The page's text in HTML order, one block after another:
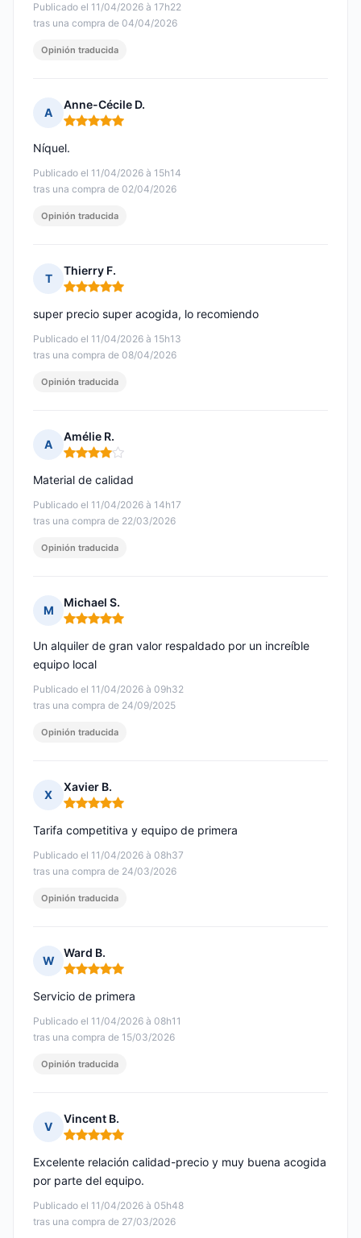
Publicado el 11/04/2026 à 17h22
tras una compra de 04/04/2026
Opinión traducida
A
Anne-Cécile D.
Nota: 5 de 5
Publicado el 11/04/2026 à 15h14
tras una compra de 02/04/2026
Níquel.
Opinión traducida
T
Thierry F.
Nota: 5 de 5
Publicado el 11/04/2026 à 15h13
tras una compra de 08/04/2026
super precio super acogida, lo recomiendo
Opinión traducida
A
Amélie R.
Nota: 4 de 5
Publicado el 11/04/2026 à 14h17
tras una compra de 22/03/2026
Material de calidad
Opinión traducida
M
Michael S.
Nota: 5 de 5
Publicado el 11/04/2026 à 09h32
tras una compra de 24/09/2025
Un alquiler de gran valor respaldado por un increíble
equipo local
Opinión traducida
X
Xavier B.
Nota: 5 de 5
Publicado el 11/04/2026 à 08h37
tras una compra de 24/03/2026
Tarifa competitiva y equipo de primera
Opinión traducida
W
Ward B.
Nota: 5 de 5
Publicado el 11/04/2026 à 08h11
tras una compra de 15/03/2026
Servicio de primera
Opinión traducida
V
Vincent B.
Nota: 5 de 5
Publicado el 11/04/2026 à 05h48
tras una compra de 27/03/2026
Excelente relación calidad-precio y muy buena acogida
por parte del equipo.